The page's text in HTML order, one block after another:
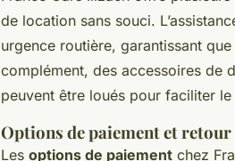
de location sans souci.
urgence routière, garantissant
complément, des accessoires de
peuvent être loués pour faciliter
Options de paiement et retour
Les options de paiement chez